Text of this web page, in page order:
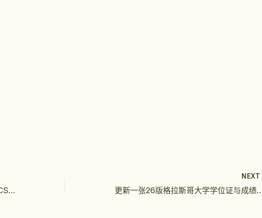
26版南哥伦比亚大学毕业证纸质版|美国CSU文凭办理快捷指南
NEXT
更新一张26版格拉斯哥大学学位证